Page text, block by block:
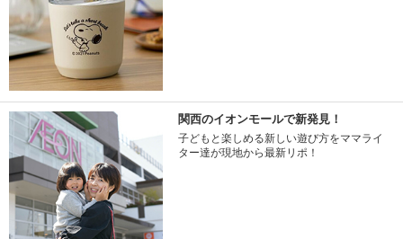
関西のイオンモールで新発見！
子どもと楽しめる新しい遊び方をママライ
ター達が現地から最新リポ！